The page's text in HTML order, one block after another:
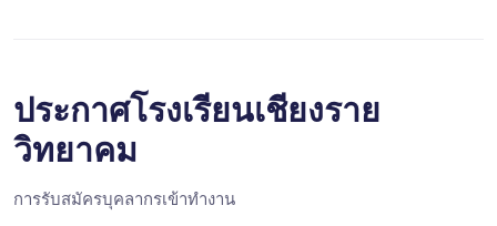
ประกาศโรงเรียนเชียงราย
วิทยาคม
การรับสมัครบุคลากรเข้าทำงาน